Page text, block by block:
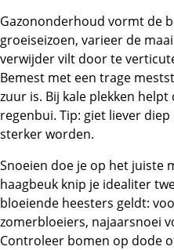
Gazononderhoud vormt de
groeiseizoen, varieer de
verwijder vilt door te
Bemest met een trage
zuur is. Bij kale plekken
regenbui. Tip: giet liever
sterker worden.
Snoeien doe je op het juiste
haagbeuk knip je idealiter
bloeiende heesters geldt:
zomerbloeiers, najaarsnoei
Controleer bomen op dode